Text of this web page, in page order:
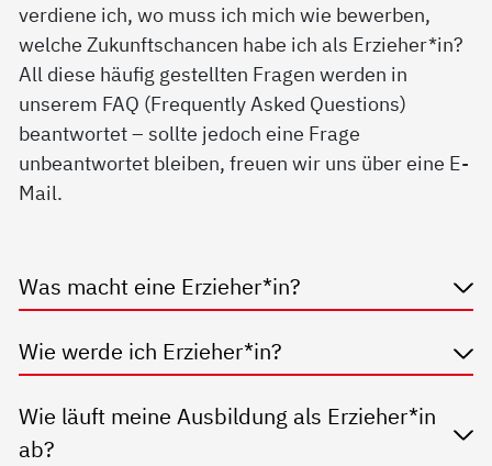
verdiene ich, wo muss ich mich wie bewerben,
welche Zukunftschancen habe ich als Erzieher*in?
All diese häufig gestellten Fragen werden in
unserem FAQ (Frequently Asked Questions)
beantwortet – sollte jedoch eine Frage
unbeantwortet bleiben, freuen wir uns über eine E-
Mail.
Was macht eine Erzieher*in?
Wie werde ich Erzieher*in?
Wie läuft meine Ausbildung als Erzieher*in
ab?